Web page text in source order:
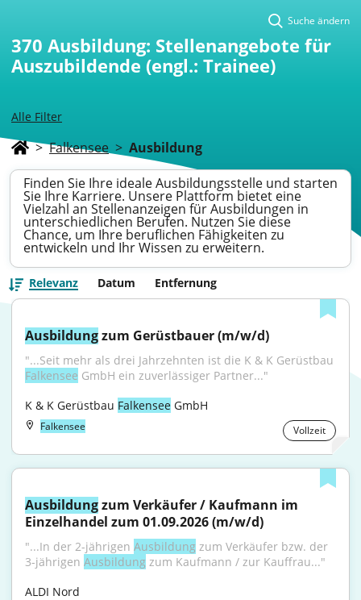
Alle Filter
Suche ändern
370 Ausbildung: Stellenangebote für
Auszubildende (engl.: Trainee)
> Falkensee > Ausbildung
Finden Sie Ihre ideale Ausbildungsstelle und starten
Sie Ihre Karriere. Unsere Plattform bietet eine
Vielzahl an Stellenanzeigen für Ausbildungen in
unterschiedlichen Berufen. Nutzen Sie diese
Chance, um Ihre beruflichen Fähigkeiten zu
entwickeln und Ihr Wissen zu erweitern.
Relevanz Datum Entfernung
Ausbildung zum Gerüstbauer (m/w/d)
Falkensee GmbH ein zuverlässiger Partner..."
K & K Gerüstbau Falkensee GmbH
Falkensee Vollzeit
Ausbildung zum Verkäufer / Kaufmann im
Einzelhandel zum 01.09.2026 (m/w/d)
"...In der 2-jährigen Ausbildung zum Verkäufer bzw. der
3-jährigen Ausbildung zum Kaufmann / zur Kauffrau..."
ALDI Nord